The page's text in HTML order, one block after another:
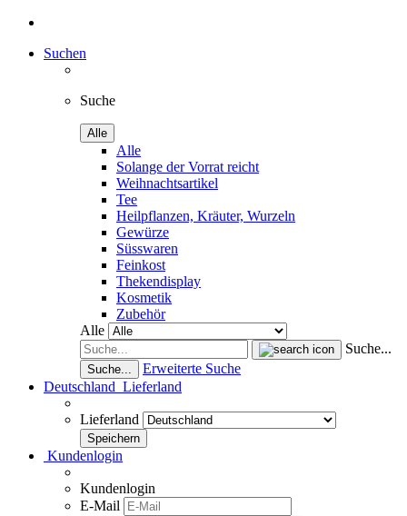
Suchen
Suche
Alle
Alle
Solange der Vorrat reicht
Weihnachtsartikel
Tee
Heilpflanzen, Kräuter, Wurzeln
Gewürze
Süsswaren
Feinkost
Thekendisplay
Kosmetik
Zubehör
Alle
Suche...
Suche...
Erweiterte Suche
Deutschland Lieferland
Lieferland
Kundenlogin
Kundenlogin
E-Mail